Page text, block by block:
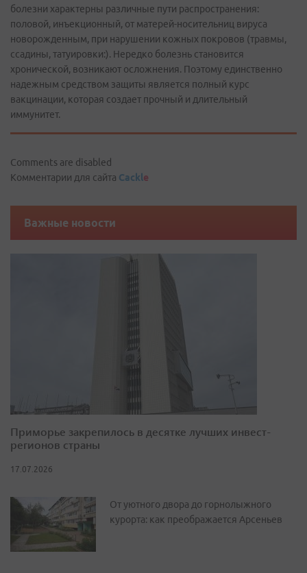
болезни характерны различные пути распространения:
половой, инъекционный, от матерей-носительниц вируса
новорожденным, при нарушении кожных покровов (травмы,
ссадины, татуировки:). Нередко болезнь становится
хронической, возникают осложнения. Поэтому единственно
надежным средством защиты является полный курс
вакцинации, которая создает прочный и длительный
иммунитет.
Comments are disabled
Комментарии для сайта Cackle
Важные новости
Приморье закрепилось в десятке лучших инвест-
регионов страны
17.07.2026
От уютного двора до горнолыжного
курорта: как преображается Арсеньев